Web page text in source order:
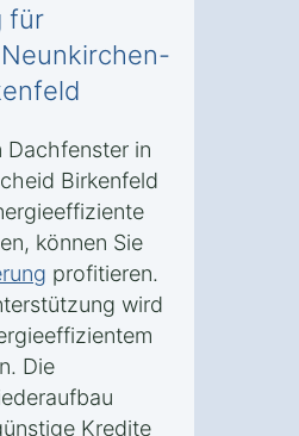
für
Dachfenster in
Birkenfeld
können Sie
profitieren.
wird
Die
Kredite